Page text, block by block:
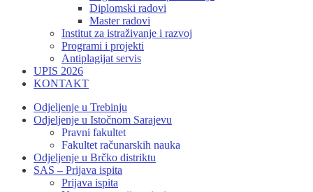
Diplomski radovi
Master radovi
Institut za istraživanje i razvoj
Programi i projekti
Antiplagijat servis
UPIS 2026
KONTAKT
Odjeljenje u Trebinju
Odjeljenje u Istočnom Sarajevu
Pravni fakultet
Fakultet računarskih nauka
Odjeljenje u Brčko distriktu
SAS – Prijava ispita
Prijava ispita